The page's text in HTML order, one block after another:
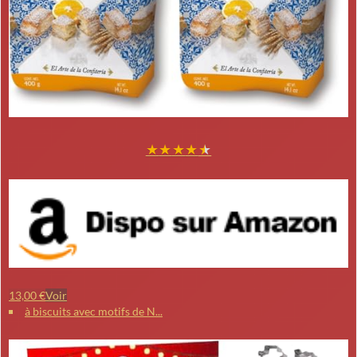
★★★★★
13,00 €Voir
à biscuits avec motifs de N...